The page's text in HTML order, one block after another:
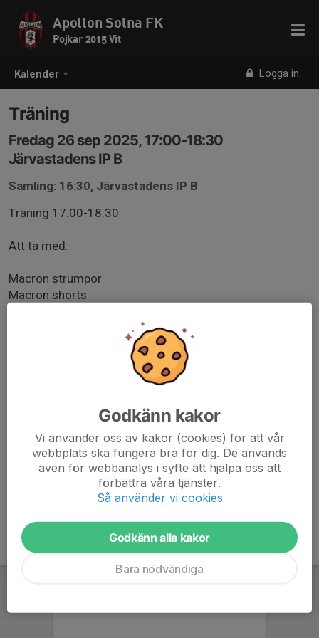
Kalender Logga in
Apollon Solna FK
Pojkar 2015 Vit
Träning
Fredag 26 sep 2025, 17:00-18:30
Järvastadens IP B
Samling: 16:30, Järvastadens IP B
Träning 17.00-18.30
Att ta med:
Macron strumpor
Macron shorts
Macron långärmad
Macron regnjacka
Godkänn kakor
Vi använder oss av kakor (cookies) för att vår
webbplats ska fungera bra för dig. De används
även för webbanalys i syfte att hjälpa oss att
förbättra våra tjänster.
Så använder vi cookies
Godkänn alla kakor
Bara nödvändiga